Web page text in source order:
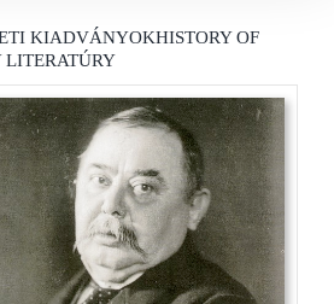
KIADVÁNYOKHISTORY OF
LITERATÚRY